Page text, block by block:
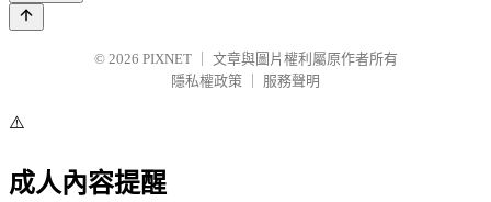
© 2026 PIXNET
文章與圖片權利屬原作者所有
隱私權政策
服務聲明
⚠️
成人內容提醒